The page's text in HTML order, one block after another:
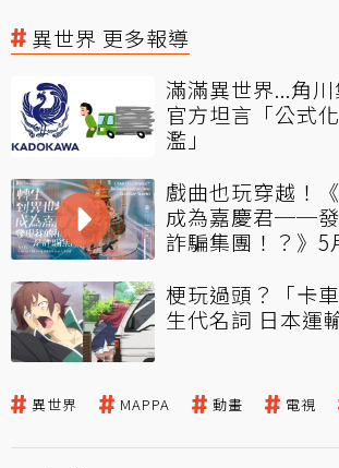
異世界 更多報導
滿滿異世界...角
官方坦言「公式
濫」
戲曲也玩穿越！
成為嘉慶君──發
詐騙集團！？》5
梗玩過頭？「卡
生代名詞 日本運
異世界 MAPPA 動畫 電視